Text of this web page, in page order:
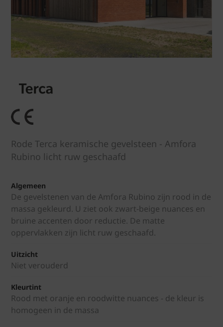
Rode Terca keramische gevelsteen - Amfora
Rubino licht ruw geschaafd
Algemeen
De gevelstenen van de Amfora Rubino zijn rood in de
massa gekleurd. U ziet ook zwart-beige nuances en
bruine accenten door reductie. De matte
oppervlakken zijn licht ruw geschaafd.
Uitzicht
Niet verouderd
Kleurtint
Rood met oranje en roodwitte nuances - de kleur is
homogeen in de massa